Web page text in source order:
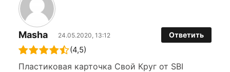
Masha 24.05.2020, 13:12 Ответить
(4,5)
Пластиковая карточка Свой Круг от SBI